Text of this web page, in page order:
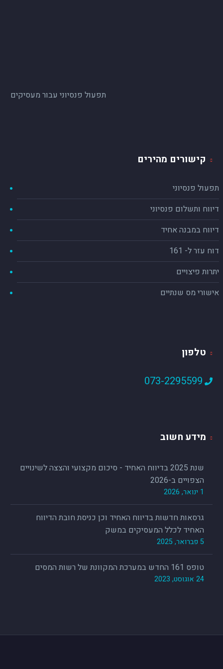
תפעול פנסיוני עבור מעסיקים
קישורים מהירים
תפעול פנסיוני
דיווח ותשלום פנסיוני
דיווח במבנה אחיד
דוח עזר ל- 161
יתרות פיצויים
אישורי מס שנתיים
טלפון
073-2295599
מידע חשוב
שנת 2025 בדיווח האחיד - סיכום מקצועי והצצה לשינויים
הצפויים ב-2026
1 ינואר, 2026
גרסאות חדשות בדיווח האחיד וכן כניסת חובת הדיווח
האחיד לכלל המעסיקים במשק
5 פברואר, 2025
טופס 161 החדש במערכת המקוונת של רשות המסים
24 אוגוסט, 2023